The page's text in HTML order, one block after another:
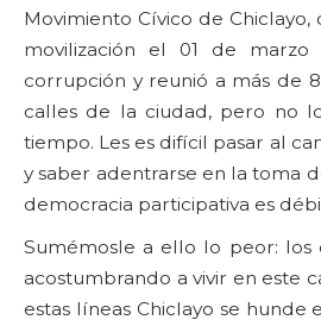
Movimiento Cívico de
movilización el 01 de
corrupción y reunió a más de
calles de la ciudad, pero no
tiempo. Les es difícil pasar al
y saber adentrarse en la toma
democracia participativa es
Sumémosle a ello lo peor: los
acostumbrando a vivir en este
estas líneas Chiclayo se hunde